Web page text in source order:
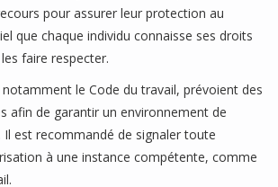
pour assurer leur protection au
que chaque individu connaisse ses droits
faire respecter.
le Code du travail, prévoient des
afin de garantir un environnement de
Il est recommandé de signaler toute
à une instance compétente, comme